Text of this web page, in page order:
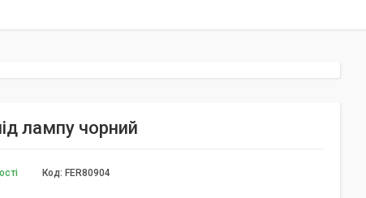
лампу чорний
Код: FER80904